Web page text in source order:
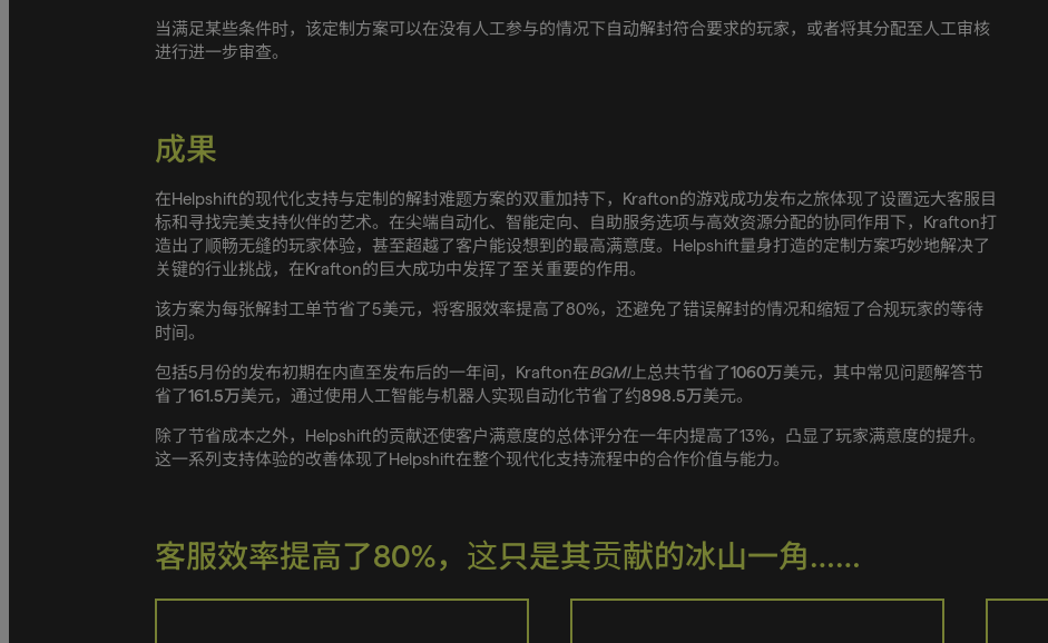
当满足某些条件时，该定制方案可以在没有人工参与的情况下自动解封符合要求的玩家，或者将其分配至人工审核
进行进一步审查。
成果
在Helpshift的现代化支持与定制的解封难题方案的双重加持下，Krafton的游戏成功发布之旅体现了设置远大客服目
标和寻找完美支持伙伴的艺术。在尖端自动化、智能定向、自助服务选项与高效资源分配的协同作用下，Krafton打
造出了顺畅无缝的玩家体验，甚至超越了客户能设想到的最高满意度。Helpshift量身打造的定制方案巧妙地解决了
关键的行业挑战，在Krafton的巨大成功中发挥了至关重要的作用。
该方案为每张解封工单节省了5美元，将客服效率提高了80%，还避免了错误解封的情况和缩短了合规玩家的等待
时间。
包括5月份的发布初期在内直至发布后的一年间，Krafton在BGMI上总共节省了1060万美元，其中常见问题解答节
省了161.5万美元，通过使用人工智能与机器人实现自动化节省了约898.5万美元。
除了节省成本之外，Helpshift的贡献还使客户满意度的总体评分在一年内提高了13%，凸显了玩家满意度的提升。
这一系列支持体验的改善体现了Helpshift在整个现代化支持流程中的合作价值与能力。
客服效率提高了80%，这只是其贡献的冰山一角……